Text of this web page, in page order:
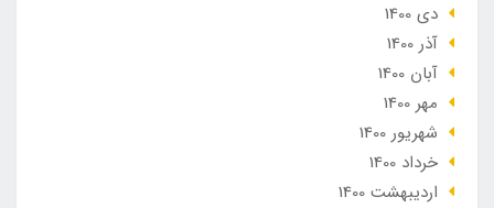
دی 1400
آذر 1400
آبان 1400
مهر 1400
شهریور 1400
خرداد 1400
ارديبهشت 1400